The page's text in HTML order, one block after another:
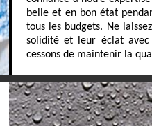
belle et en bon état
tous les budgets. Ne
solidité et leur éclat avec
cessons de maintenir la